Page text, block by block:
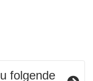
folgende